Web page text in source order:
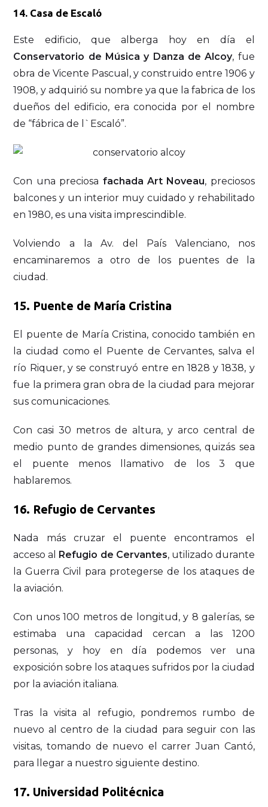
14. Casa de Escaló
Este edificio, que alberga hoy en día el
Conservatorio de Música y Danza de Alcoy, fue
obra de Vicente Pascual, y construido entre 1906 y
1908, y adquirió su nombre ya que la fabrica de los
dueños del edificio, era conocida por el nombre
de “fábrica de l`Escaló”.
Con una preciosa fachada Art Noveau, preciosos
balcones y un interior muy cuidado y rehabilitado
en 1980, es una visita imprescindible.
Volviendo a la Av. del País Valenciano, nos
encaminaremos a otro de los puentes de la
ciudad.
15. Puente de María Cristina
El puente de María Cristina, conocido también en
la ciudad como el Puente de Cervantes, salva el
río Riquer, y se construyó entre en 1828 y 1838, y
fue la primera gran obra de la ciudad para mejorar
sus comunicaciones.
Con casi 30 metros de altura, y arco central de
medio punto de grandes dimensiones, quizás sea
el puente menos llamativo de los 3 que
hablaremos.
16. Refugio de Cervantes
Nada más cruzar el puente encontramos el
acceso al
Refugio de Cervantes, utilizado durante
la Guerra Civil para protegerse de los ataques de
la aviación.
Con unos 100 metros de longitud, y 8 galerías, se
estimaba una capacidad cercan a las 1200
personas, y hoy en día podemos ver una
exposición sobre los ataques sufridos por la ciudad
por la aviación italiana.
Tras la visita al refugio, pondremos rumbo de
nuevo al centro de la ciudad para seguir con las
visitas, tomando de nuevo el carrer Juan Cantó,
para llegar a nuestro siguiente destino.
17. Universidad Politécnica